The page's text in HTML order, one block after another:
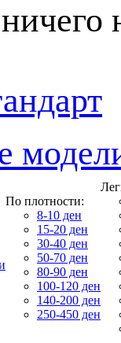
По плотности:
8-10 ден
15-20 ден
30-40 ден
50-70 ден
80-90 ден
100-120 ден
140-200 ден
250-450 ден